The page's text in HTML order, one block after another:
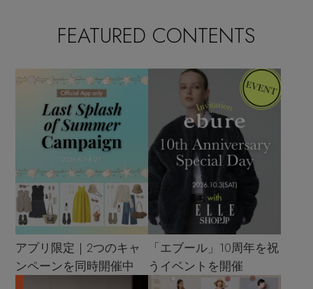
FEATURED CONTENTS
アプリ限定｜2つのキャ
ンペーンを同時開催中
「エブール」10周年を祝
うイベントを開催